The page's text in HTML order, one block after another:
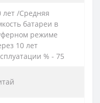
лет /Средняя
батареи в
режиме
10 лет
% - 75